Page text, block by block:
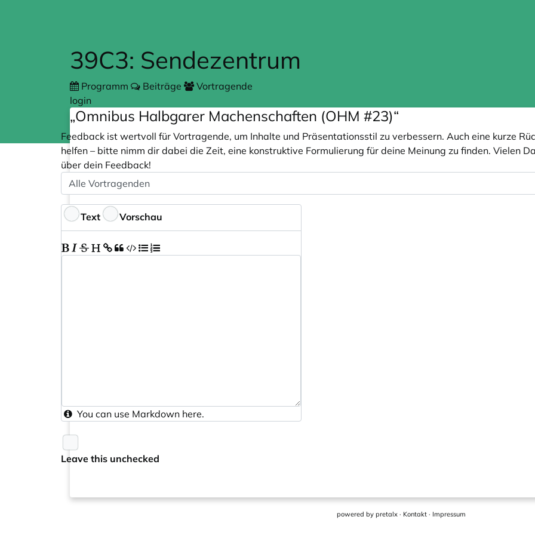
39C3: Sendezentrum
Programm Beiträge
Vortragende
login
„Omnibus Halbgarer Machenschaften (OHM #23)“
Feedback ist wertvoll für Vortragende, um Inhalte und Präsentationsstil zu verbessern. Auch eine kurze
helfen – bitte nimm dir dabei die Zeit, eine konstruktive Formulierung für deine Meinung zu finden. Vielen
über dein Feedback!
Speaker
Optional
Feedback
Text Vorschau
You can use Markdown here.
Leave this unchecked
powered by pretalx · Kontakt · Impressum